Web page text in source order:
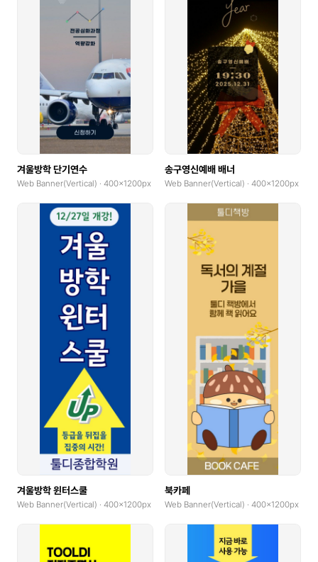
겨울방학 단기연수
Web Banner(Vertical) · 400x1200px
송구영신예배 배너
Web Banner(Vertical) · 400x1200px
겨울방학 윈터스쿨
Web Banner(Vertical) · 400x1200px
북카페
Web Banner(Vertical) · 400x1200px
Business Cards(Horizontal)
Business Cards(Vertical)
Postcard(Landscape)
Postcard(Portrait)
Banner(Horizontal, x0.1)
Banner(Square, x0.1)
Banner(Vertical, x0.1)
Invitation(Single-fold, Landscape)
Invitation(Single-fold, Portrait)
Invitation(Bi-fold, Landscape)
Invitation(Bi-fold, Portrait)
Photocard
Photocard(Portrait)
Photocard(Landscape)
X-Banner(x0.1)
coupons horizontal
coupons vertical
Custom Sticker(Midium)
Custom Sticker(Large)